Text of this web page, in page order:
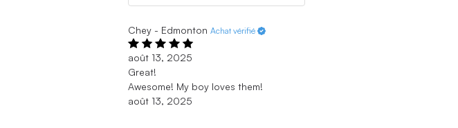
Chey - Edmonton Achat vérifié
août 13, 2025
Great!
Awesome! My boy loves them!
août 13, 2025